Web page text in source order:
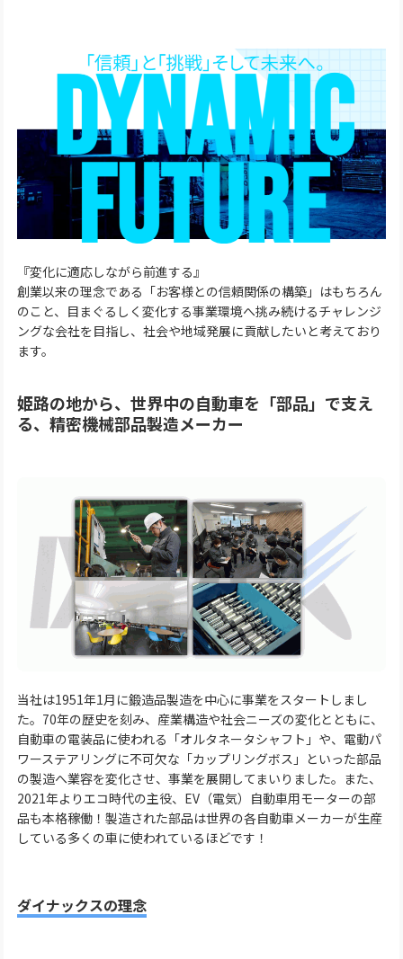
『変化に適応しながら前進する』
創業以来の理念である「お客様との信頼関係の構築」はもちろん
のこと、目まぐるしく変化する事業環境へ挑み続けるチャレンジ
ングな会社を目指し、社会や地域発展に貢献したいと考えており
ます。
姫路の地から、世界中の自動車を「部品」で支え
る、精密機械部品製造メーカー
当社は1951年1月に鍛造品製造を中心に事業をスタートしまし
た。70年の歴史を刻み、産業構造や社会ニーズの変化とともに、
自動車の電装品に使われる「オルタネータシャフト」や、電動パ
ワーステアリングに不可欠な「カップリングボス」といった部品
の製造へ業容を変化させ、事業を展開してまいりました。また、
2021年よりエコ時代の主役、EV（電気）自動車用モーターの部
品も本格稼働！製造された部品は世界の各自動車メーカーが生産
している多くの車に使われているほどです！
ダイナックスの理念